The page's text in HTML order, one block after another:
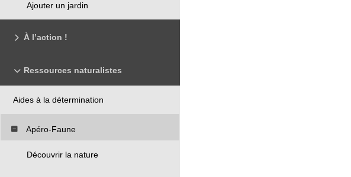
Ajouter un jardin
À l’action !
Ressources naturalistes
Aides à la détermination
Apéro-Faune
Découvrir la nature